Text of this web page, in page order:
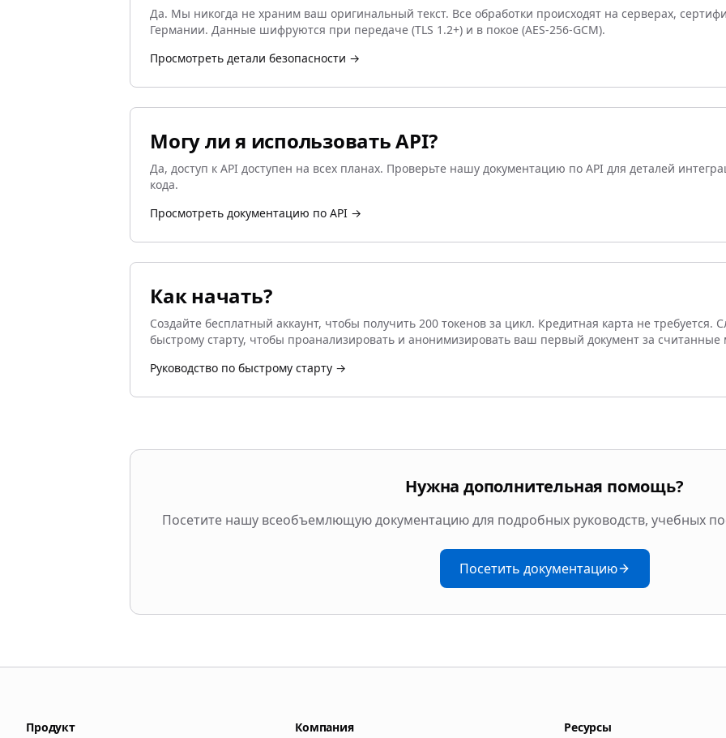
Да. Мы никогда не храним ваш оригинальный текст. Все обработки происходят на серверах,
Германии. Данные шифруются при передаче (TLS 1.2+) и в покое (AES-256-GCM).
Просмотреть детали безопасности →
Могу ли я использовать API?
Да, доступ к API доступен на всех планах. Проверьте нашу документацию по API для деталей
кода.
Просмотреть документацию по API →
Как начать?
Создайте бесплатный аккаунт, чтобы получить 200 токенов за цикл. Кредитная карта не требуется.
быстрому старту, чтобы проанализировать и анонимизировать ваш первый документ за считанные
Руководство по быстрому старту →
Нужна дополнительная помощь?
Посетите нашу всеобъемлющую документацию для подробных руководств, учебных
Посетить документацию
Продукт Компания Ресурсы